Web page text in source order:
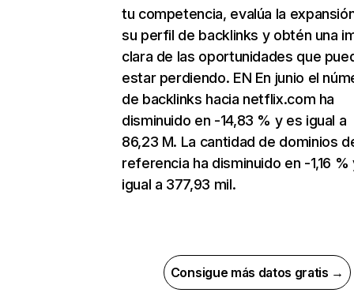
tu competencia, evalúa la
su perfil de backlinks y obtén una
clara de las oportunidades que
estar perdiendo. EN En junio el
de backlinks hacia netflix.com ha
disminuido en -14,83 % y es igual a
86,23 M. La cantidad de dominios
referencia ha disminuido en -1,16 %
igual a 377,93 mil.
Consigue más datos gratis →